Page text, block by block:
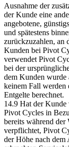
Ausnahme der
der Kunde eine
angebotene,
und spätestens
zurückzuzahlen, an
Kunden bei Pivot
verwendet Pivot
bei der
dem Kunden wurde
keinem Fall werden
Entgelte berechnet.
14.9 Hat der Kunde
Pivot Cycles in
bereits während
verpflichtet, Pivot
der Höhe nach dem